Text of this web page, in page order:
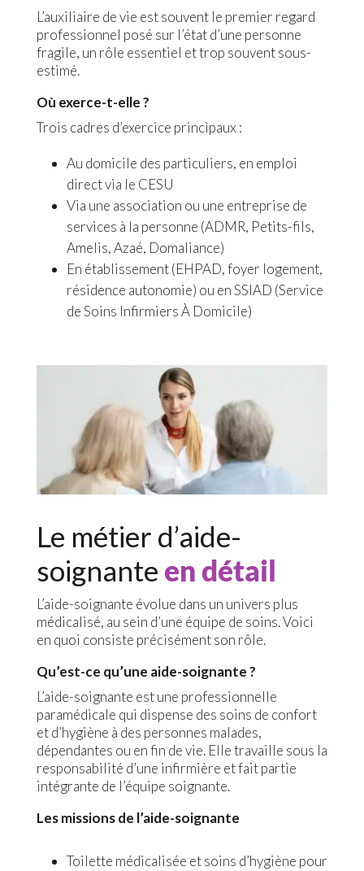
L’auxiliaire de vie est souvent le premier regard
professionnel posé sur l’état d’une personne
fragile, un rôle essentiel et trop souvent sous-
estimé.
Où exerce-t-elle ?
Trois cadres d’exercice principaux :
Au domicile des particuliers, en emploi
direct via le CESU
Via une association ou une entreprise de
services à la personne (ADMR, Petits-fils,
Amelis, Azaé, Domaliance)
En établissement (EHPAD, foyer logement,
résidence autonomie) ou en SSIAD (Service
de Soins Infirmiers À Domicile)
Le métier d’aide-
soignante en détail
L’aide-soignante évolue dans un univers plus
médicalisé, au sein d’une équipe de soins. Voici
en quoi consiste précisément son rôle.
Qu’est-ce qu’une aide-soignante ?
L’aide-soignante est une professionnelle
paramédicale qui dispense des soins de confort
et d’hygiène à des personnes malades,
dépendantes ou en fin de vie. Elle travaille sous la
responsabilité d’une infirmière et fait partie
intégrante de l’équipe soignante.
Les missions de l’aide-soignante
Toilette médicalisée et soins d’hygiène pour